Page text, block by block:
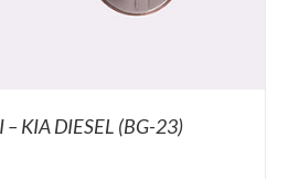
KIA DIESEL (BG-23)